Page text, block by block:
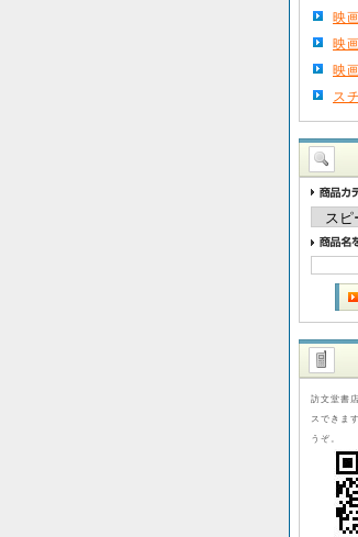
映
映
映
ス
訪文堂書
スできま
うぞ。